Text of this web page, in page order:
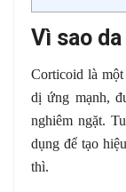
Vì sao
Corticoid là một
dị ứng mạnh,
nghiêm ngặt.
dụng để tạo
thì.